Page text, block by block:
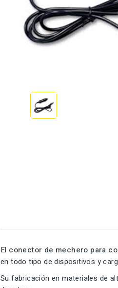
El conector de mechero para
en todo tipo de dispositivos y
Su fabricación en materiales de